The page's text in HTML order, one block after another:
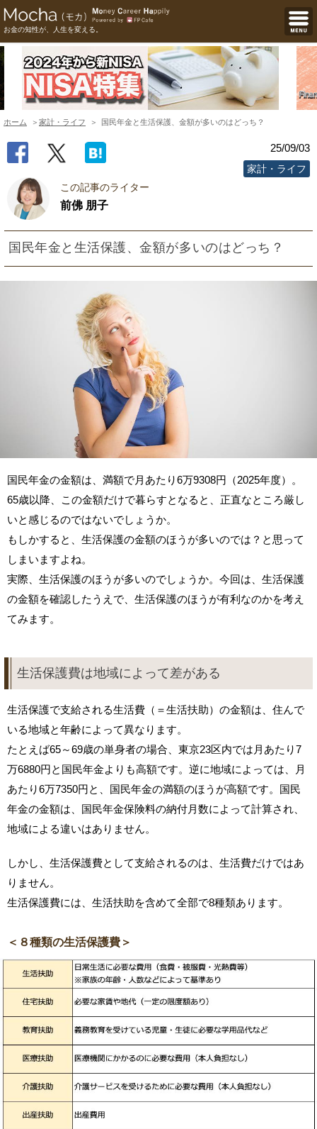
お金の知性が、人生を変える。
ホーム 家計・ライフ 国民年金と生活保護、金額が多いのはどっち？
25/09/03
家計・ライフ
この記事のライター
前佛 朋子
国民年金と生活保護、金額が多いのはどっち？
国民年金の金額は、満額で月あたり6万9308円（2025年度）。
65歳以降、この金額だけで暮らすとなると、正直なところ厳し
いと感じるのではないでしょうか。
もしかすると、生活保護の金額のほうが多いのでは？と思って
しまいますよね。
実際、生活保護のほうが多いのでしょうか。今回は、生活保護
の金額を確認したうえで、生活保護のほうが有利なのかを考え
てみます。
生活保護費は地域によって差がある
生活保護で支給される生活費（＝生活扶助）の金額は、住んで
いる地域と年齢によって異なります。
たとえば65～69歳の単身者の場合、東京23区内では月あたり7
万6880円と国民年金よりも高額です。逆に地域によっては、月
あたり6万7350円と、国民年金の満額のほうが高額です。国民
年金の金額は、国民年金保険料の納付月数によって計算され、
地域による違いはありません。
しかし、生活保護費として支給されるのは、生活費だけではあ
りません。
生活保護費には、生活扶助を含めて全部で8種類あります。
＜８種類の生活保護費＞